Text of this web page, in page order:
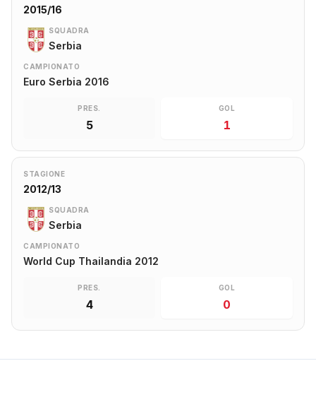
2015/16
SQUADRA
Serbia
CAMPIONATO
Euro Serbia 2016
PRES.
5
GOL
1
STAGIONE
2012/13
SQUADRA
Serbia
CAMPIONATO
World Cup Thailandia 2012
PRES.
4
GOL
0